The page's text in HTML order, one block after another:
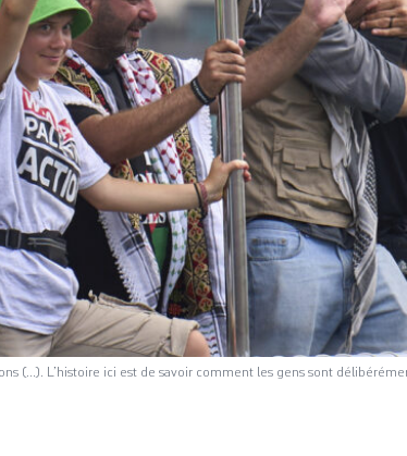
(...). L’histoire ici est de savoir comment les gens sont